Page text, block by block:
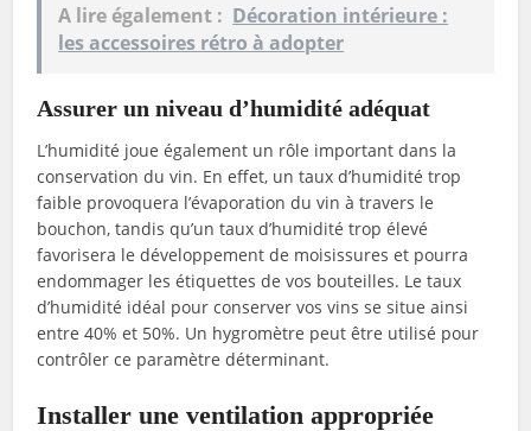
A lire également : Décoration intérieure :
les accessoires rétro à adopter
Assurer un niveau d’humidité adéquat
L’humidité joue également un rôle important dans la
conservation du vin. En effet, un taux d’humidité trop
faible provoquera l’évaporation du vin à travers le
bouchon, tandis qu’un taux d’humidité trop élevé
favorisera le développement de moisissures et pourra
endommager les étiquettes de vos bouteilles. Le taux
d’humidité idéal pour conserver vos vins se situe ainsi
entre 40% et 50%. Un hygromètre peut être utilisé pour
contrôler ce paramètre déterminant.
Installer une ventilation appropriée